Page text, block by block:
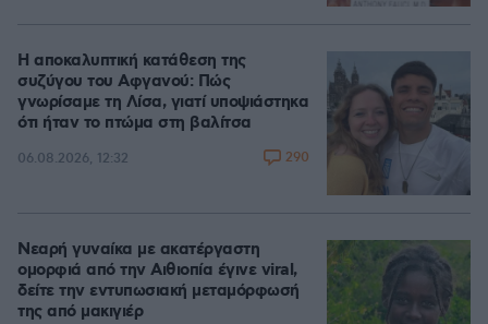
Η αποκαλυπτική κατάθεση της
συζύγου του Αφγανού: Πώς
γνωρίσαμε τη Λίσα, γιατί υποψιάστηκα
ότι ήταν το πτώμα στη βαλίτσα
06.08.2026, 12:32 290
Νεαρή γυναίκα με ακατέργαστη
ομορφιά από την Αιθιοπία έγινε viral,
δείτε την εντυπωσιακή μεταμόρφωσή
της από μακιγιέρ